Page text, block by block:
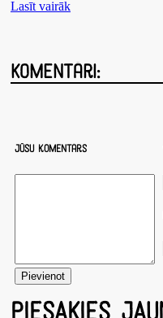
Lasīt vairāk
Komentāri:
Jūsu komentārs